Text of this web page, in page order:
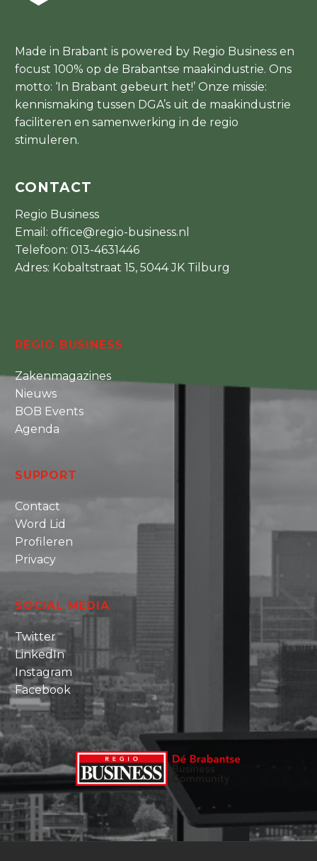
Made in Brabant is powered by Regio Business en
focust 100% op de Brabantse maakindustrie. Ons
motto: ‘In Brabant gebeurt het!’ Onze missie:
kennismaking tussen DGA’s uit de maakindustrie
faciliteren en samenwerking in de regio
stimuleren.
CONTACT
Regio Business
Email: office@regio-business.nl
Telefoon: 013-4631446
Adres: Kobaltstraat 15, 5044 JK Tilburg
REGIO BUSINESS
Zakenmagazines
Nieuws
BOB Events
Agenda
SUPPORT
Contact
Word Lid
Profileren
Privacy
SOCIAL MEDIA
Twitter
LinkedIn
Instagram
Facebook